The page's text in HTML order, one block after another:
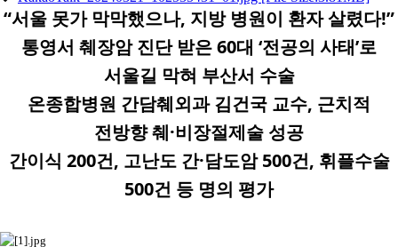
“서울 못가 막막했으나, 지방 병원이 환자 살렸다!”
통영서 췌장암 진단 받은60대 ‘전공의 사태’로
서울길 막혀 부산서 수술
온종합병원 간담췌외과 김건국 교수, 근치적
전방향 췌·비장절제술 성공
간이식 200건, 고난도 간·담도암500건, 휘플수술
500건 등 명의 평가